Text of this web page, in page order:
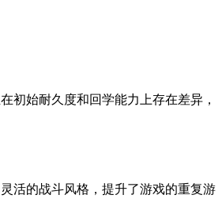
初始耐久度和回学能力上存在差异，
活的战斗风格，提升了游戏的重复游